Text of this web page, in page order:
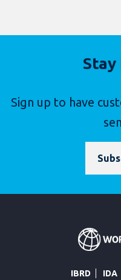
Stay
Sign up to have
IBRD IDA